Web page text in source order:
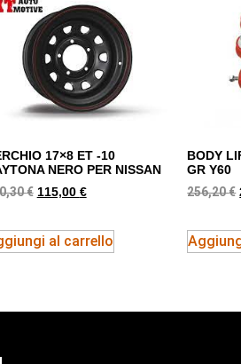
17×8 ET -10
NERO PER NISSAN
€ 115,00 €
al carrello
BODY
GR Y60
256,20€